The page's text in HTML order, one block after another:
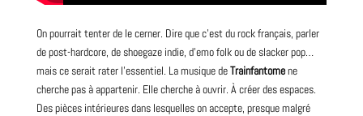
On pourrait tenter de le cerner. Dire que c’est durockfrançais, parler
de post-hardcore, de shoegaze indie, d’emofolkou de slacker pop…
mais ce serait rater l’essentiel. La musique deTrainfantomene
cherche pas à appartenir. Elle cherche à ouvrir. À créer des espaces.
Des pièces intérieures dans lesquelles on accepte, presque malgré